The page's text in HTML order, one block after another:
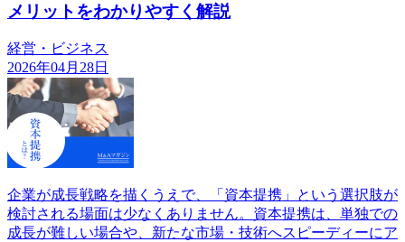
メリットをわかりやすく解説
経営・ビジネス
2026年04月28日
企業が成長戦略を描くうえで、「資本提携」という選択肢が
検討される場面は少なくありません。資本提携は、単独での
成長が難しい場合や、新たな市場・技術へスピーディーにア